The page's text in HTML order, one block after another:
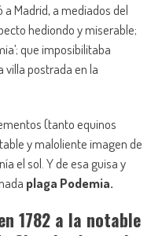
a Madrid, a mediados del
hediondo y miserable;
que imposibilitaba
villa postrada en la
(tanto equinos
y maloliente imagen de
el sol. Y de esa guisa y
plaga Podemia.
1782 a la notable